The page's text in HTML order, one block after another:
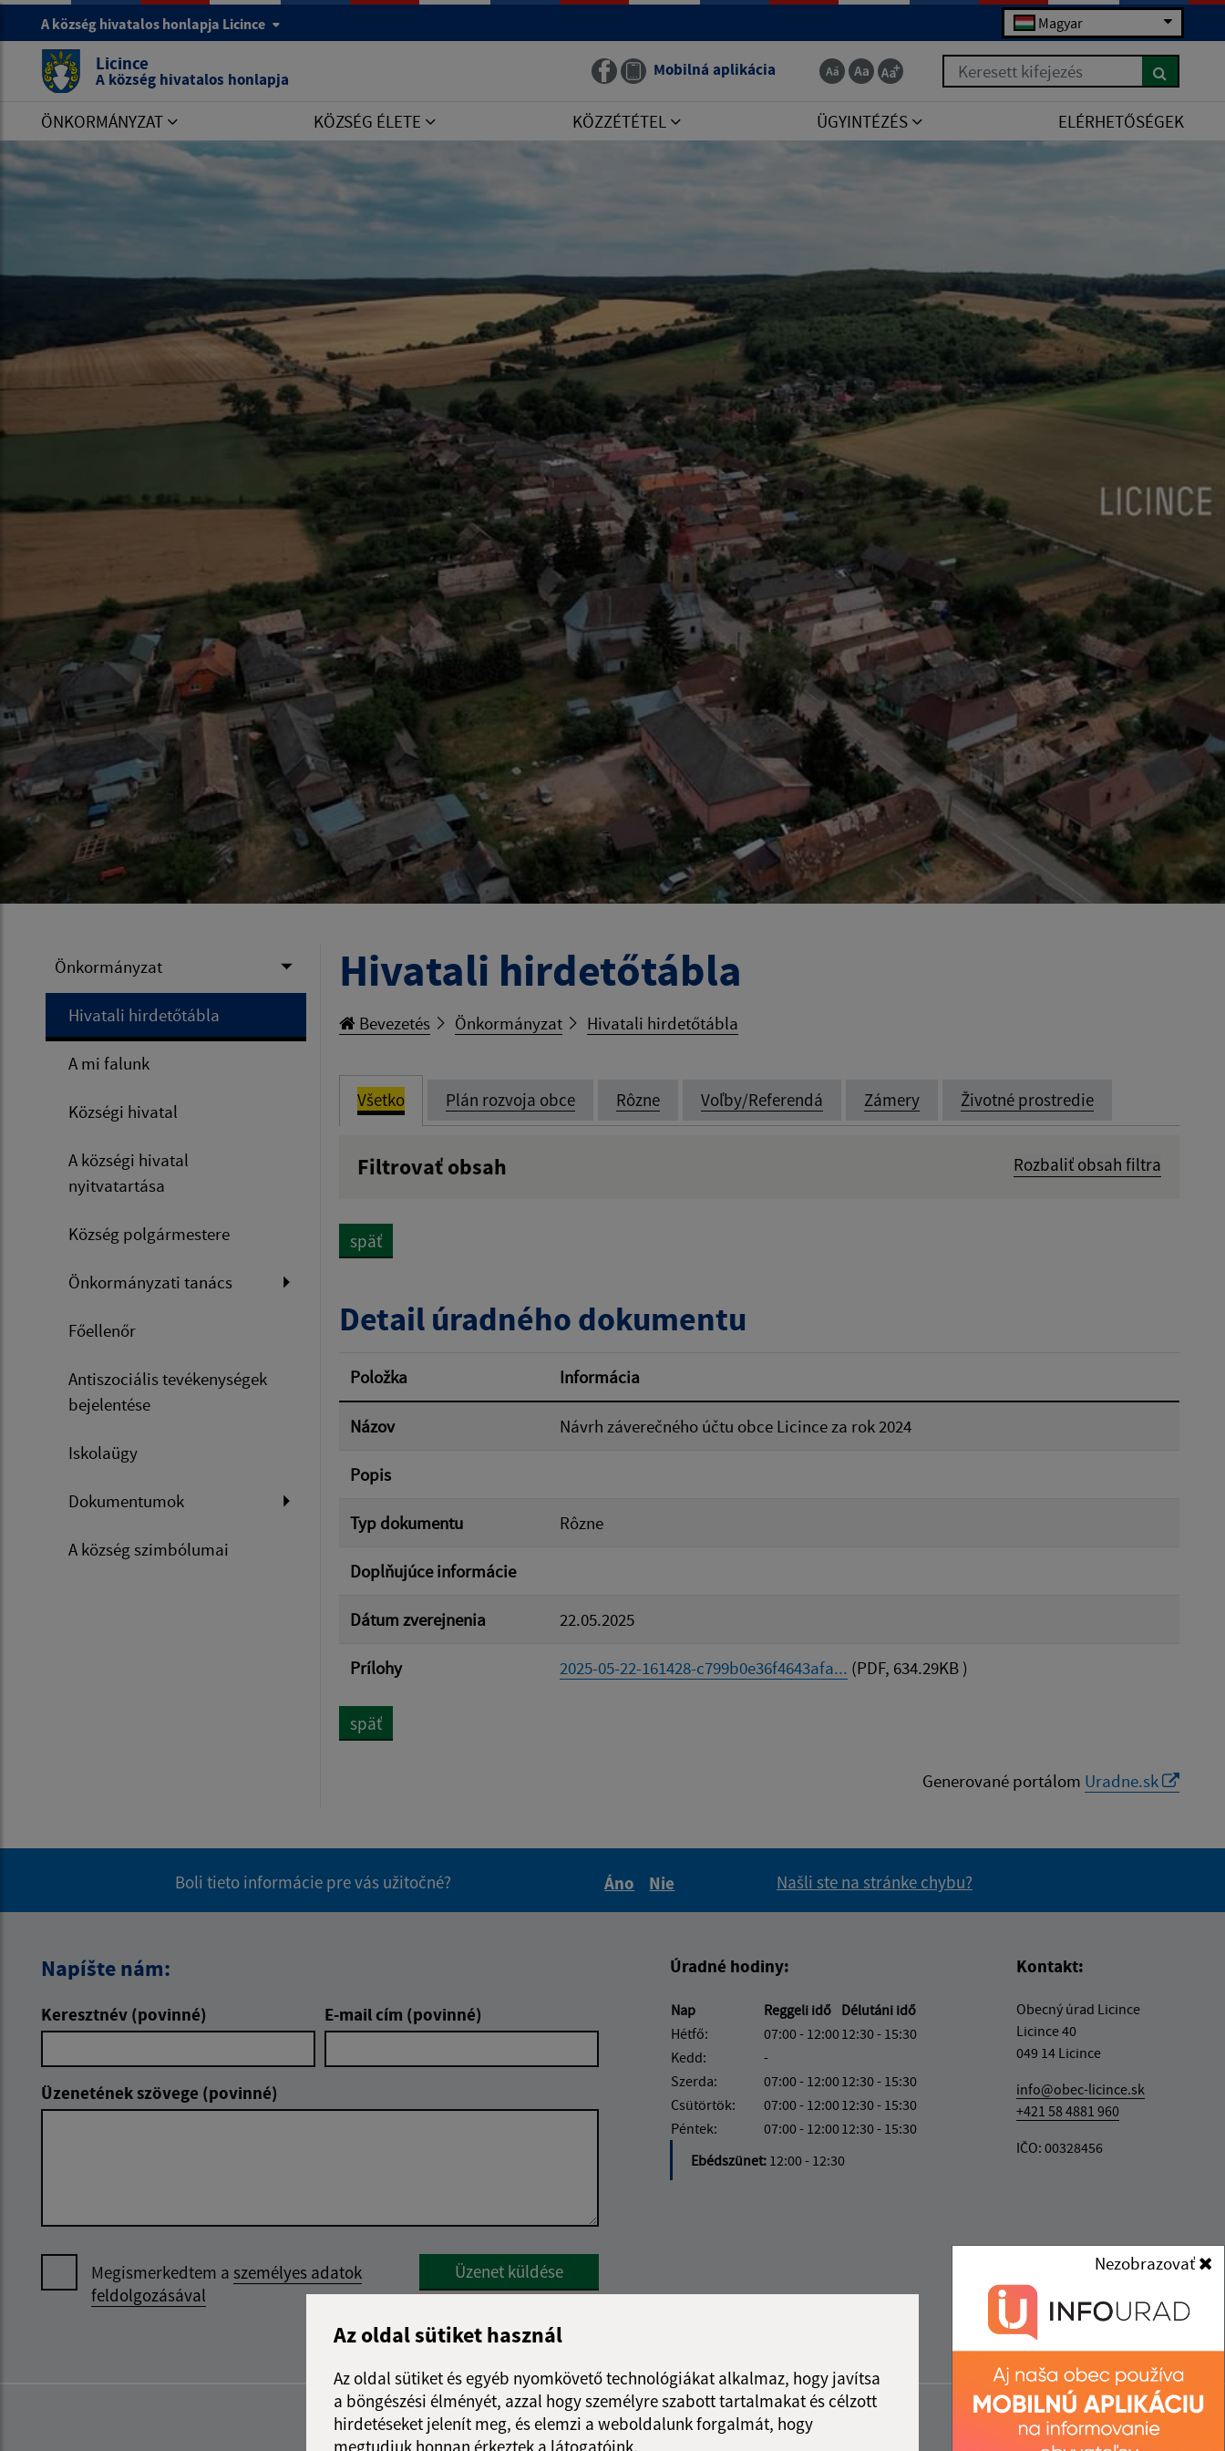
Az oldal sütiket használ
Az oldal sütiket és egyéb nyomkövető technológiákat alkalmaz, hogy javítsa
a böngészési élményét, azzal hogy személyre szabott tartalmakat és célzott
hirdetéseket jelenít meg, és elemzi a weboldalunk forgalmát, hogy
megtudjuk honnan érkeztek a látogatóink.
Nezobrazovať
A község hivatalos honlapja Licince Magyar
Licince
A község hivatalos honlapja Mobilná aplikácia Keresett kifejezés
ÖNKORMÁNYZAT KÖZSÉG ÉLETE KÖZZÉTÉTEL ÜGYINTÉZÉS ELÉRHETŐSÉGEK
Önkormányzat
Hivatali hirdetőtábla
A mi falunk
Községi hivatal
A községi hivatal
nyitvatartása
Község polgármestere
Önkormányzati tanács
Főellenőr
Antiszociális tevékenységek
bejelentése
Iskolaügy
Dokumentumok
A község szimbólumai
Hivatali hirdetőtábla
Bevezetés Önkormányzat Hivatali hirdetőtábla
Všetko Plán rozvoja obce Rôzne Voľby/Referendá Zámery Životné prostredie
Filtrovať obsah Rozbaliť obsah filtra
Filtrovať
späť
Detail úradného dokumentu
Položka Informácia
Názov Návrh záverečného účtu obce Licince za rok 2024
Popis
Typ dokumentu Rôzne
Doplňujúce informácie
Dátum zverejnenia 22.05.2025
Prílohy 2025-05-22-161428-c799b0e36f4643afa... (PDF, 634.29KB )
späť
Generované portálom Uradne.sk
Boli tieto informácie pre vás užitočné?
Áno
Nie
Našli ste na stránke chybu?
Napíšte nám:
Keresztnév (povinné) E-mail cím (povinné)
Üzenetének szövege (povinné)
Megismerkedtem a személyes adatok
feldolgozásával
Google reCaptcha Response
Üzenet küldése
Úradné hodiny:
Nap Reggeli idő Délutáni idő
Hétfő:
07:00 - 12:0012:30 - 15:30
Kedd:
-
Szerda:
07:00 - 12:0012:30 - 15:30
Csütörtök:
07:00 - 12:0012:30 - 15:30
Péntek:
07:00 - 12:0012:30 - 15:30
Ebédszünet: 12:00 - 12:30
Kontakt:
Obecný úrad Licince
Licince 40
049 14 Licince
info@obec-licince.sk
+421 58 4881 960
IČO: 00328456